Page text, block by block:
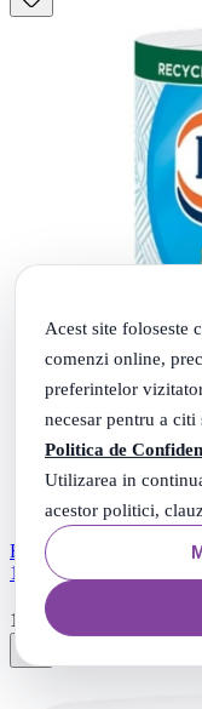
Acest site foloseste
comenzi online,
preferintelor
necesar pentru a citi
Politica de
Utilizarea in
acestor politici,
REGINA BLITZ
100FOI
16 12Lei